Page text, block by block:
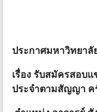
ประกาศมหาวิทยา
เรื่อง รับสมัครสอบ
ประจำตามสัญญา